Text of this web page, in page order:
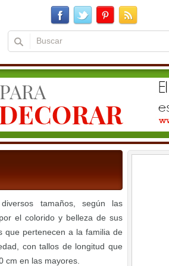
tamaños, según las
el colorido y belleza de sus
que pertenecen a la familia de
con tallos de longitud que
cm en las mayores.